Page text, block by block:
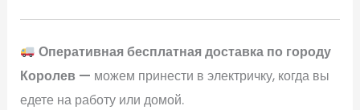
Оперативная бесплатная доставка по городу
Королев — можем принести в электричку, когда вы
едете на работу или домой.